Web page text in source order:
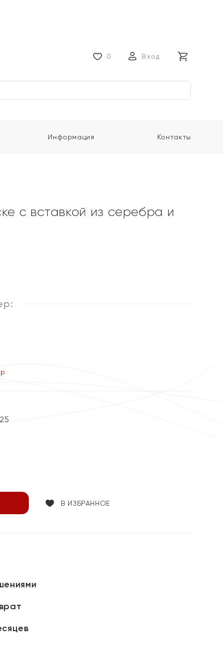
0 Вход
Информация Контакты
с вставкой из серебра и
В ИЗБРАННОЕ